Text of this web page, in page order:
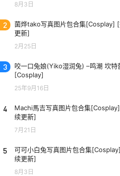
8月3日
2
菌烨tako写真图片包合集[Cosplay]
更新]
2月25日
3
咬一口兔娘(Yiko湿润兔) –鸣潮 坎特
[Cosplay]
25年9月16日
4
Machi馬吉写真图片包合集
续更新]
7月21日
5
可可小白兔写真图片包合集
续更新]
8月3日